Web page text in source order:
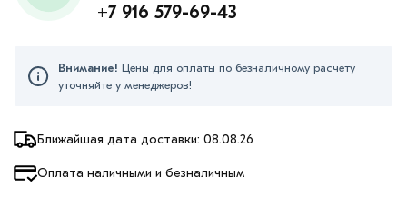
Ближайшая дата доставки: 08.08.26
Оплата наличными и безналичным
+7 916 579-69-43
Внимание! Цены для оплаты по безналичному расчету
уточняйте у менеджеров!